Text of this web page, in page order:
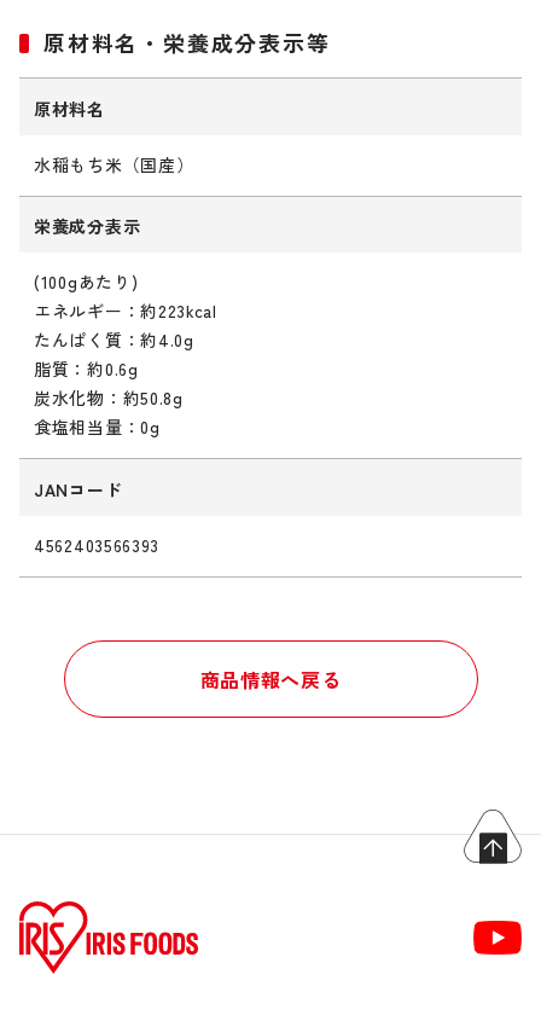
原材料名・栄養成分表示等
原材料名
水稲もち米（国産）
栄養成分表示
(100gあたり)
エネルギー：約223kcal
たんぱく質：約4.0g
脂質：約0.6g
炭水化物：約50.8g
食塩相当量：0g
JANコード
4562403566393
商品情報へ戻る